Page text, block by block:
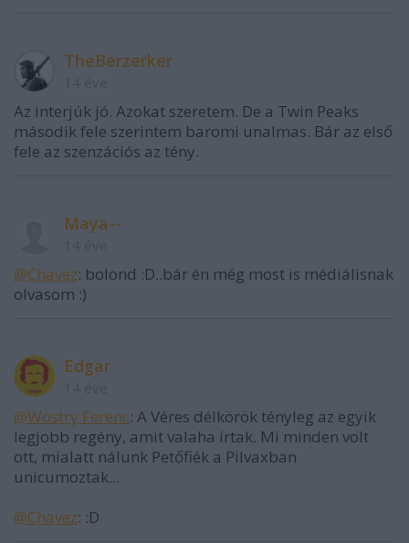
TheBerzerker
Az interjúk jó. Azokat szeretem. De a Twin Peaks
második fele szerintem baromi unalmas. Bár az első
fele az szenzációs az tény.
Maya--
@Chavez: bolond :D..bár én még most is médiálisnak
olvasom :)
Edgar
@Wostry Ferenc: A Véres délkörök tényleg az egyik
legjobb regény, amit valaha írtak. Mi minden volt
ott, mialatt nálunk Petőfiék a Pilvaxban
unicumoztak...
@Chavez: :D